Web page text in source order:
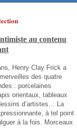
au contenu
Henry Clay Frick a
des quatre
: porcelaines
orientaux, tableaux
d’artistes… La
à tel point
à la fois. Morceaux